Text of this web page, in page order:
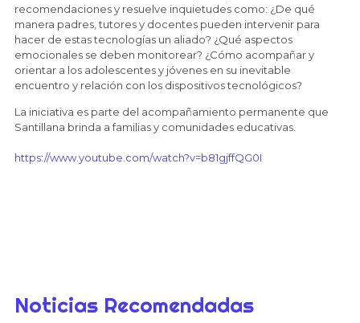
recomendaciones y resuelve inquietudes como: ¿De qué
manera padres, tutores y docentes pueden intervenir para
hacer de estas tecnologías un aliado? ¿Qué aspectos
emocionales se deben monitorear? ¿Cómo acompañar y
orientar a los adolescentes y jóvenes en su inevitable
encuentro y relación con los dispositivos tecnológicos?
La iniciativa es parte del acompañamiento permanente que
Santillana brinda a familias y comunidades educativas.
https://www.youtube.com/watch?v=b81gjffQG0I
Noticias Recomendadas